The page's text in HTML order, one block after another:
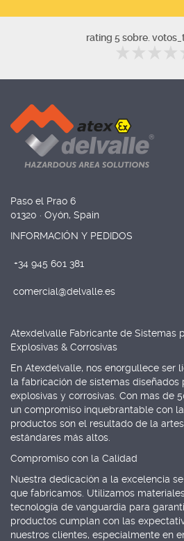
rating 5 sobre.
Paso el Prao 6
01320 · Oyón, Spain
INFORMACIÓN Y PEDIDOS
+34 945 601 381
comercial@delvalle.es
Atexdelvalle Fabricante de Sistemas
Explosivas & Corrosivas
En Atexdelvalle, nos enorgullece ser
la fabricación de sistemas diseñados
explosivas y corrosivas. Con mas de
un compromiso inquebrantable con
productos son el resultado de la
estándares más altos.
Compromiso con la Calidad
Nuestra dedicación a la excelencia
que fabricamos. Utilizamos
tecnología de vanguardia para
productos cumplan con las
nuestros clientes, especialmente en